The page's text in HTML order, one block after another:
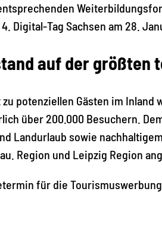
Digital-Tag Sachsen am 28.
auf der größten
potenziellen Gästen im Inland
über 200.000 Besuchern.
Landurlaub sowie
Region und Leipzig Region
für die